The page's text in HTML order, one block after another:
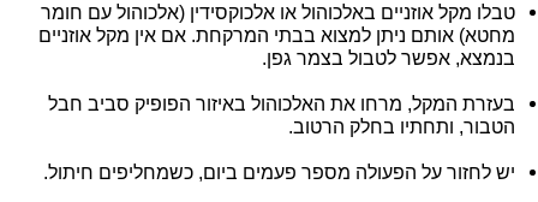
טבלו מקל אוזניים באלכוהול או אלכוקסידין (אלכוהול עם חומר
מחטא) אותם ניתן למצוא בבתי המרקחת. אם אין מקל אוזניים
בנמצא, אפשר לטבול בצמר גפן.
בעזרת המקל, מרחו את האלכוהול באיזור הפופיק סביב חבל
הטבור, ותחתיו בחלק הרטוב.
יש לחזור על הפעולה מספר פעמים ביום, כשמחליפים חיתול.